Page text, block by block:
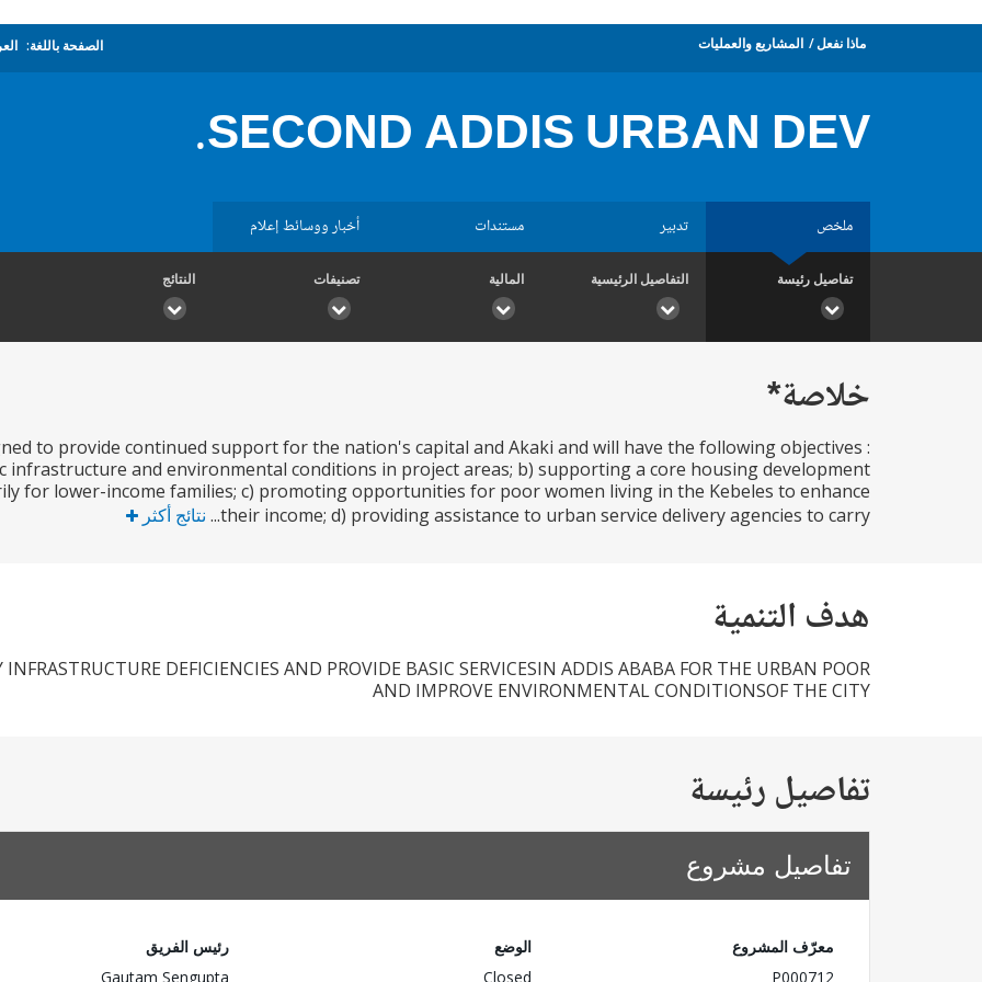
ماذا نفعل المشاريع والعمليات الصفحة باللغة:
SECOND ADDIS URBAN DEV.
ملخص تدبير مستندات أخبار ووسائط إعلام
تفاصيل رئيسة التفاصيل الرئيسية المالية تصنيفات النتائج
خلاصة*
to provide continued support for the nation's capital and Akaki and will have the following objectives :
infrastructure and environmental conditions in project areas; b) supporting a core housing development
for lower-income families; c) promoting opportunities for poor women living in the Kebeles to enhance
their income; d) providing assistance to urban service delivery agencies to carry...
نتائج أكثر
هدف التنمية
INFRASTRUCTURE DEFICIENCIES AND PROVIDE BASIC SERVICESIN ADDIS ABABA FOR THE URBAN POOR
AND IMPROVE ENVIRONMENTAL CONDITIONSOF THE CITY
تفاصيل رئيسة
تفاصيل مشروع
معرّف المشروع
P000712
الوضع
Closed
رئيس الفريق
Gautam Sengupta